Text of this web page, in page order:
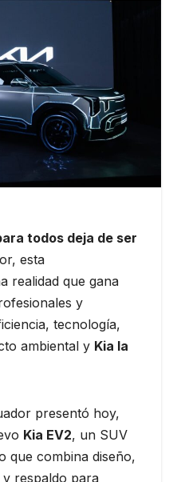
todos deja de ser
esta
realidad que gana
y
tecnología,
ambiental y Kia la
presentó hoy,
Kia EV2, un SUV
que combina diseño,
respaldo para